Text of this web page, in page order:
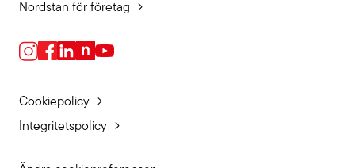
Nordstan för företag
Cookiepolicy
Integritetspolicy